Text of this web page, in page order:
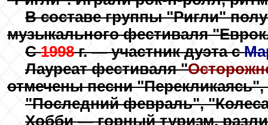
В составе группы "Ригли"
музыкального фестиваля
С1998г. — участник дуэта с
Лауреат фестиваля "
отмечены песни
"Последний февраль",
Хобби — горный туризм,